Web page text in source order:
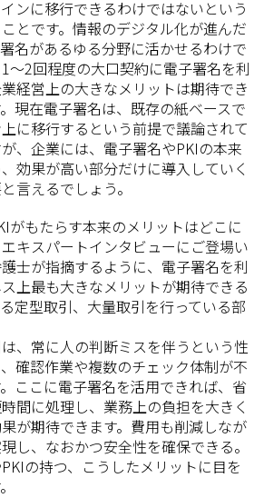
ンに移行できるわけではないという
とです。情報のデジタル化が進んだ
名があるゆる分野に活かせるわけで
～2回程度の大口契約に電子署名を利
経営上の大きなメリットは期待でき
現在電子署名は、既存の紙ベースで
に移行するという前提で議論されて
、企業には、電子署名やPKIの本来
効果が高い部分だけに導入していく
言えるでしょう。
がもたらす本来のメリットはどこに
キスパートインタビューにご登場い
士が指摘するように、電子署名を利
上最も大きなメリットが期待できる
定型取引、大量取引を行っている部
、常に人の判断ミスを伴うという性
確認作業や複数のチェック体制が不
ここに電子署名を活用できれば、省
間に処理し、業務上の負担を大きく
が期待できます。費用も削減しなが
し、なおかつ安全性を確保できる。
の持つ、こうしたメリットに目を